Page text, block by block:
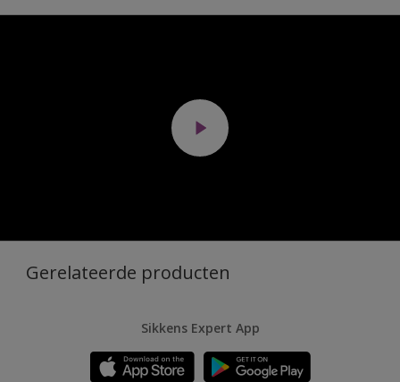
Gerelateerde producten
Sikkens Expert App